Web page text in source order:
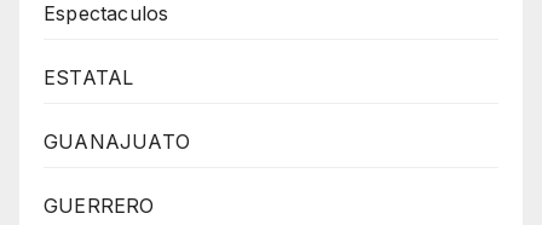
Espectaculos
ESTATAL
GUANAJUATO
GUERRERO